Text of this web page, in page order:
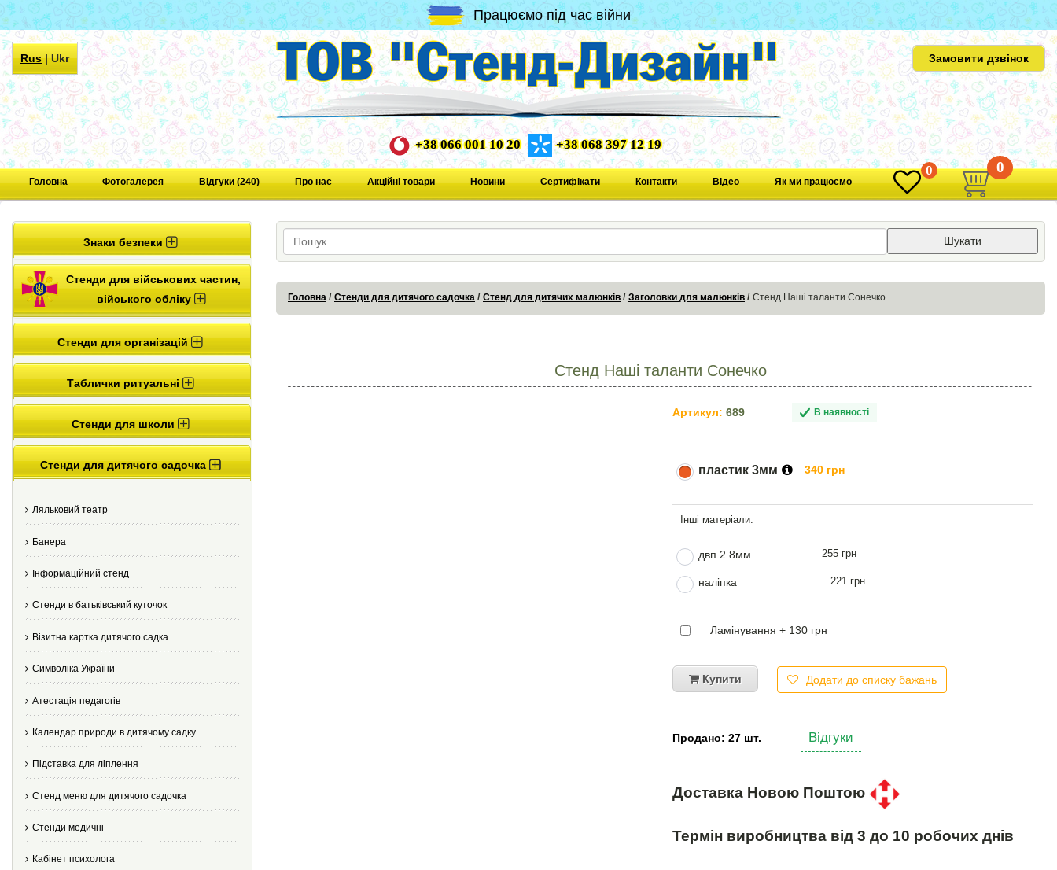
Працюємо під час війни
Rus|Ukr Замовити дзвінок
+38 066 001 10 20 +38 068 397 12 19
Головна Фотогалерея Відгуки (240) Про нас Акційні товари Новини Сертифікати Контакти Відео Як ми працюємо
0 0
Знаки безпеки
Стенди для військових частин,
війського обліку
Стенди для організацій
Таблички ритуальні
Стенди для школи
Стенди для дитячого садочка
Ляльковий театр
Банера
Інформаційний стенд
Стенди в батьківський куточок
Візитна картка дитячого садка
Cимволіка України
Атестація педагогів
Календар природи в дитячому садку
Підставка для ліплення
Стенд меню для дитячого садочка
Стенди медичні
Кабінет психолога
Шукати
Головна Стенди для дитячого садочка Стенд для дитячих малюнків Заголовки для малюнків Стенд Наші таланти Сонечко
Стенд Наші таланти Сонечко
Артикул: 689 В наявності
пластик 3мм 340 грн
двп 2.8мм 255 грн
наліпка 221 грн
Ламінування + 130 грн
Купити Додати до списку бажань
Продано: 27 шт. Відгуки
Доставка Новою Поштою
Термін виробництва від 3 до 10 робочих днів